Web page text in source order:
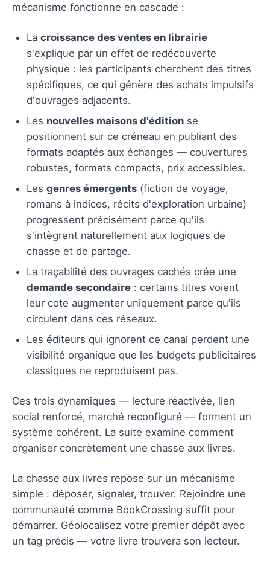
mécanisme fonctionne en cascade :
La croissance des ventes en librairie
s'explique par un effet de redécouverte
physique : les participants cherchent des titres
spécifiques, ce qui génère des achats impulsifs
d'ouvrages adjacents.
Les nouvelles maisons d'édition se
positionnent sur ce créneau en publiant des
formats adaptés aux échanges — couvertures
robustes, formats compacts, prix accessibles.
Les genres émergents (fiction de voyage,
romans à indices, récits d'exploration urbaine)
progressent précisément parce qu'ils
s'intègrent naturellement aux logiques de
chasse et de partage.
La traçabilité des ouvrages cachés crée une
demande secondaire : certains titres voient
leur cote augmenter uniquement parce qu'ils
circulent dans ces réseaux.
Les éditeurs qui ignorent ce canal perdent une
visibilité organique que les budgets publicitaires
classiques ne reproduisent pas.
Ces trois dynamiques — lecture réactivée, lien
social renforcé, marché reconfiguré — forment un
système cohérent. La suite examine comment
organiser concrètement une chasse aux livres.
La chasse aux livres repose sur un mécanisme
simple : déposer, signaler, trouver. Rejoindre une
communauté comme BookCrossing suffit pour
démarrer. Géolocalisez votre premier dépôt avec
un tag précis — votre livre trouvera son lecteur.